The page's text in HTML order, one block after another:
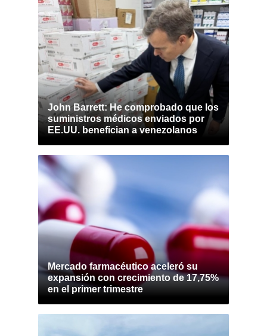
John Barrett: He comprobado que los
suministros médicos enviados por
EE.UU. benefician a venezolanos
Mercado farmacéutico aceleró su
expansión con crecimiento de 17,75%
en el primer trimestre